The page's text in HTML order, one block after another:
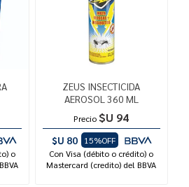
o
ZEUS INSECTICIDA
AEROSOL 360 ML
Precio $U 94
$U 80
15%OFF
Con Visa (débito o crédito) o
Mastercard (credito) del BBVA